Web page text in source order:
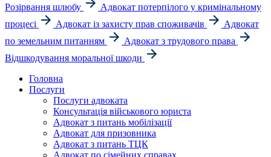
Розірвання шлюбу
Адвокат потерпілого у кримінальному
процесі
Адвокат із захисту прав споживачів
Адвокат
по земельним питанням
Адвокат з трудового права
Відшкодування моральної шкоди
Головна
Послуги
Послуги адвоката
Консультація військового юриста
Адвокат з питань мобілізації
Адвокат для призовника
Адвокат з питань ТЦК
Адвокат по сімейних справах